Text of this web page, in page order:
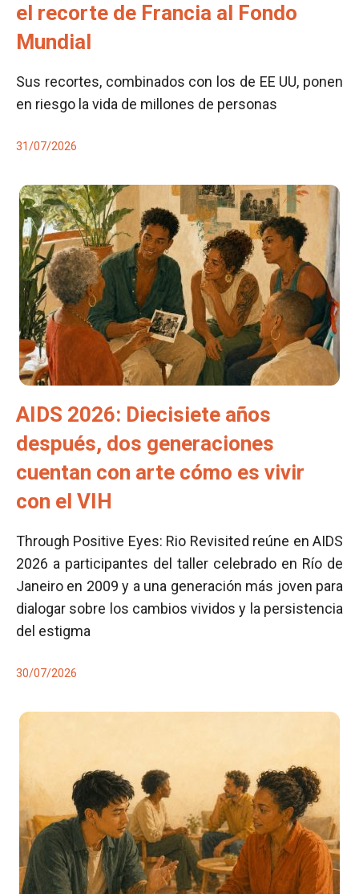
el recorte de Francia al Fondo
Mundial
Sus recortes, combinados con los de EE UU, ponen
en riesgo la vida de millones de personas
31/07/2026
AIDS 2026: Diecisiete años
después, dos generaciones
cuentan con arte cómo es vivir
con el VIH
Through Positive Eyes: Rio Revisited reúne en AIDS
2026 a participantes del taller celebrado en Río de
Janeiro en 2009 y a una generación más joven para
dialogar sobre los cambios vividos y la persistencia
del estigma
30/07/2026